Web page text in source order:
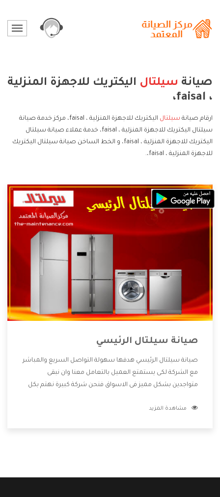
صيانة سيلتال اليكتريك للاجهزة المنزلية
، faisal،
ارقام صيانة سيلتال
اليكتريك للاجهزة المنزلية ، faisal، مركز خدمة صيانة
سيلتال اليكتريك للاجهزة المنزلية ، faisal، خدمة عملاء صيانة سيلتال
اليكتريك للاجهزة المنزلية ، faisal، و الخط الساخن صيانة سيلتال اليكتريك
للاجهزة المنزلية ، faisal،.
صيانة سيلتال الرئيسي
صيانة سيلتال الرئيسي هدفها سهولة التواصل السريع والمباشر
مع الشركة لكى يستمتع العميل بالتعامل معنا وان نبقى
متواجدين بشكل مميز فى الاسواق فنحن شركة كبيرة نهتم بكل
الشركة بها والتى تكون منها خدمة الصيانة التى تكون من أهم
مشاهدة المزيد